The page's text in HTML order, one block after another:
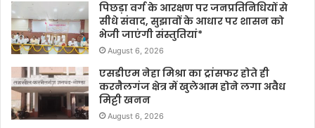
पिछड़ा वर्ग के आरक्षण पर जनप्रतिनिधियों से
सीधे संवाद, सुझावों के आधार पर शासन को
भेजी जाएंगी संस्तुतियां*
August 6, 2026
एसडीएम नेहा मिश्रा का ट्रांसफर होते ही
करनैलगंज क्षेत्र में खुलेआम होने लगा अवैध
मिट्टी खनन
August 6, 2026